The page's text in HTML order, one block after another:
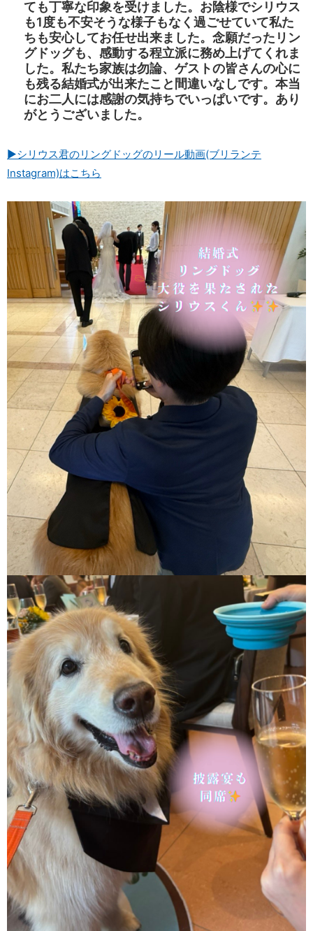
ても丁寧な印象を受けました。お陰様でシリウス
も1度も不安そうな様子もなく過ごせていて私た
ちも安心してお任せ出来ました。念願だったリン
グドッグも、感動する程立派に務め上げてくれま
した。私たち家族は勿論、ゲストの皆さんの心に
も残る結婚式が出来たこと間違いなしです。本当
にお二人には感謝の気持ちでいっぱいです。あり
がとうございました。
▶シリウス君のリングドッグのリール動画(ブリランテ
Instagram)はこちら